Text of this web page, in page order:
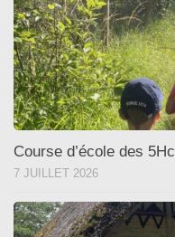
Course d’école des 5Hc
7 JUILLET 2026